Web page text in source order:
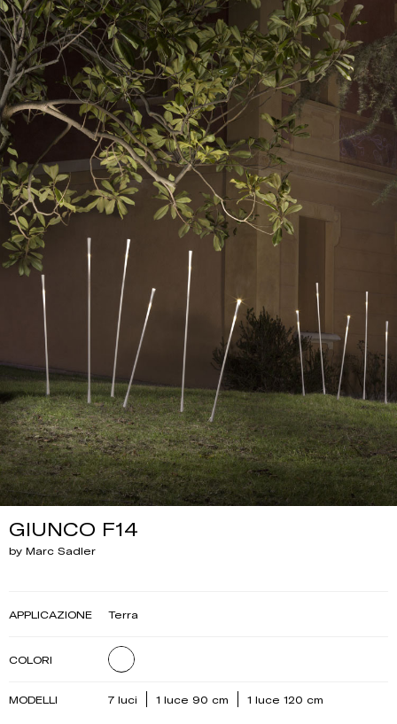
GIUNCO F14
by Marc Sadler
APPLICAZIONE Terra
COLORI
MODELLI 7 luci 1 luce 90 cm 1 luce 120 cm